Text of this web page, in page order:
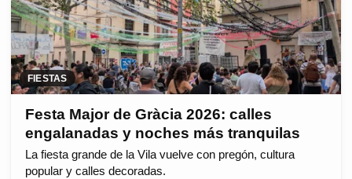
FIESTAS
Festa Major de Gràcia 2026: calles
engalanadas y noches más tranquilas
La fiesta grande de la Vila vuelve con pregón, cultura
popular y calles decoradas.